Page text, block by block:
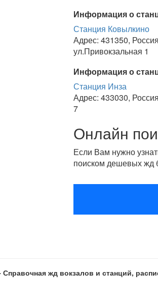
Информация о
Станция Ковылкино
Адрес: 431350,
ул.Привокзальная 1
Информация о
Станция Инза
Адрес: 433030,
7
Онлайн
Если Вам нужно
поиском дешевых жд
жд вокзалов и станций,